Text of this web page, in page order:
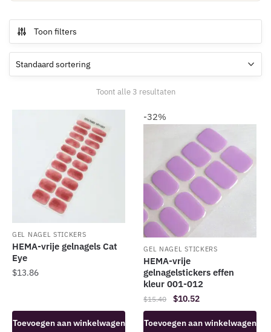
Toon filters
Toont alle 3 resultaten
GEL NAGEL STICKERS
HEMA-vrije gelnagels Cat
Eye
$13.86
Toevoegen aan winkelwagen
-32%
GEL NAGEL STICKERS
HEMA-vrije
gelnagelstickers effen
kleur 001-012
$15.40
Oorspronkelijke
prijs
was:
$10.52Huidige
prijs
is:
Toevoegen aan winkelwagen